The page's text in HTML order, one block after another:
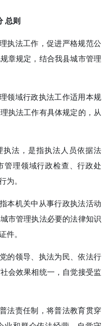
总则
执法工作，促进严格规范公
章规定，结合我县城市管理
领域行政执法工作适用本规
执法工作有具体规定的，从
执法，是指执法人员依据法
管理领域行政检查、行政处
为。
本机关中从事行政执法活动
市管理执法必要的法律知识
件。
的领导、执法为民、依法行
会效果相统一，自觉接受监
法责任制，将普法教育贯穿